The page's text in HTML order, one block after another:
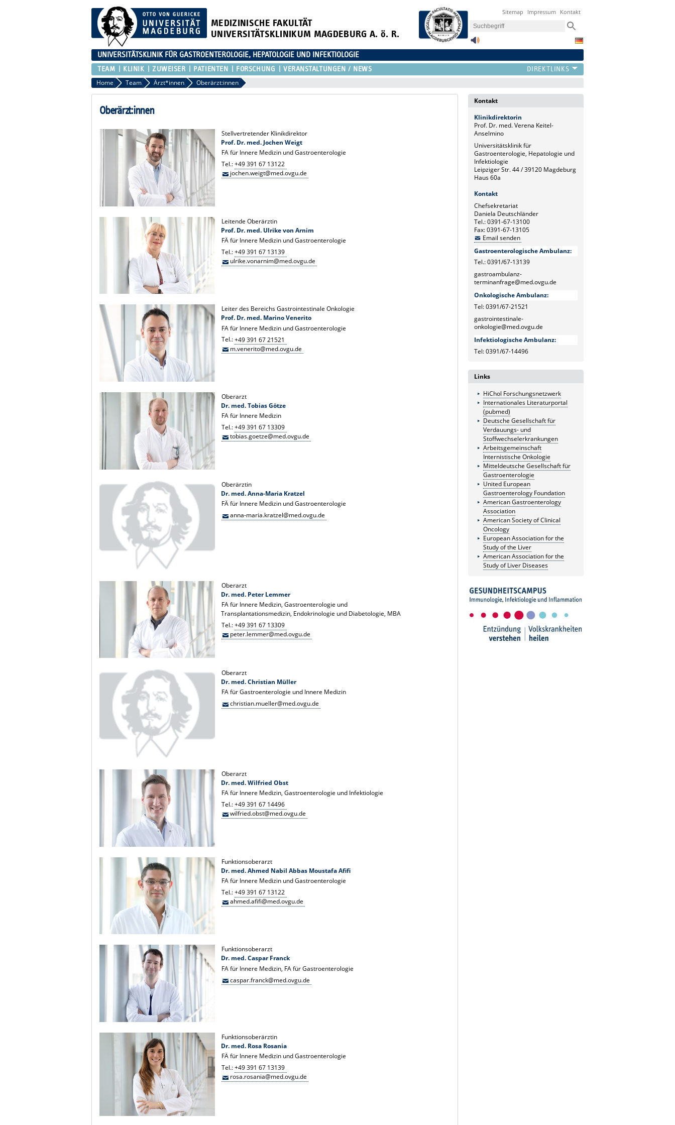
MEDIZINISCHE FAKULTÄT
UNIVERSITÄTSKLINIKUM MAGDEBURG A. ö. R.
Sitemap Impressum Kontakt
UNIVERSITÄTSKLINIK FÜR GASTROENTEROLOGIE, HEPATOLOGIE UND INFEKTIOLOGIE
TEAM KLINIK ZUWEISER PATIENTEN FORSCHUNG VERANSTALTUNGEN / NEWS
Home Team Ärzt*innen Oberärzt:innen
Oberärzt:innen
Stellvertretender Klinikdirektor
Prof. Dr. med. Jochen Weigt
FA für Innere Medizin und Gastroenterologie
Tel.:+49 391 67 13122
jochen.weigt@med.ovgu.de
Leitende Oberärztin
Prof. Dr. med. Ulrike von Arnim
FÄ für Innere Medizin und Gastroenterologie
Tel.:+49 391 67 13139
ulrike.vonarnim@med.ovgu.de
Leiter des Bereichs Gastrointestinale Onkologie
Prof. Dr. med. Marino Venerito
FA für Innere Medizin und Gastroenterologie
Tel.:+49 391 67 21521
m.venerito@med.ovgu.de
Oberarzt
Dr. med. Tobias Götze
FA für Innere Medizin
Tel.:+49 391 67 13309
tobias.goetze@med.ovgu.de
Oberärztin
Dr. med. Anna-Maria Kratzel
FÄ für Innere Medizin und Gastroenterologie
anna-maria.kratzel@med.ovgu.de
Oberarzt
Dr. med. Peter Lemmer
FA für Innere Medizin, Gastroenterologie und
Transplantationsmedizin, Endokrinologie und Diabetologie, MBA
Tel.:+49 391 67 13309
peter.lemmer@med.ovgu.de
Oberarzt
Dr. med. Christian Müller
FA für Gastroenterologie und Innere Medizin
christian.mueller@med.ovgu.de
Oberarzt
Dr. med. Wilfried Obst
FA für Innere Medizin, Gastroenterologie und Infektiologie
Tel.:+49 391 67 14496
wilfried.obst@med.ovgu.de
Funktionsoberarzt
Dr. med. Ahmed Nabil Abbas Moustafa Afifi
FA für Innere Medizin und Gastroenterologie
Tel.:+49 391 67 13122
ahmed.afifi@med.ovgu.de
Funktionsoberarzt
Dr. med. Caspar Franck
FA für Innere Medizin, FA für Gastroenterologie
caspar.franck@med.ovgu.de
Funktionsoberärztin
Dr. med. Rosa Rosania
FÄ für Innere Medizin und Gastroenterologie
Tel.:+49 391 67 13139
rosa.rosania@med.ovgu.de
Kontakt
Klinikdirektorin
Prof. Dr. med. Verena Keitel-
Anselmino
Universitätsklinik für
Gastroenterologie, Hepatologie und
Infektiologie
Leipziger Str. 44 / 39120 Magdeburg
Haus 60a
Kontakt
Chefsekretariat
Daniela Deutschländer
Tel.: 0391-67-13100
Fax: 0391-67-13105
Email senden
Gastroenterologische Ambulanz:
Tel.: 0391/67-13139
gastroambulanz-
terminanfrage@med.ovgu.de
Onkologische Ambulanz:
Tel: 0391/67-21521
gastrointestinale-
onkologie@med.ovgu.de
Infektiologische Ambulanz:
Tel: 0391/67-14496
Links
HiChol Forschungsnetzwerk
Internationales Literaturportal
(pubmed)
Deutsche Gesellschaft für
Verdauungs- und
Stoffwechselerkrankungen
Arbeitsgemeinschaft
Internistische Onkologie
Mitteldeutsche Gesellschaft für
Gastroenterologie
United European
Gastroenterology Foundation
American Gastroenterology
Association
American Society of Clinical
Oncology
European Association for the
Study of the Liver
American Association for the
Study of Liver Diseases